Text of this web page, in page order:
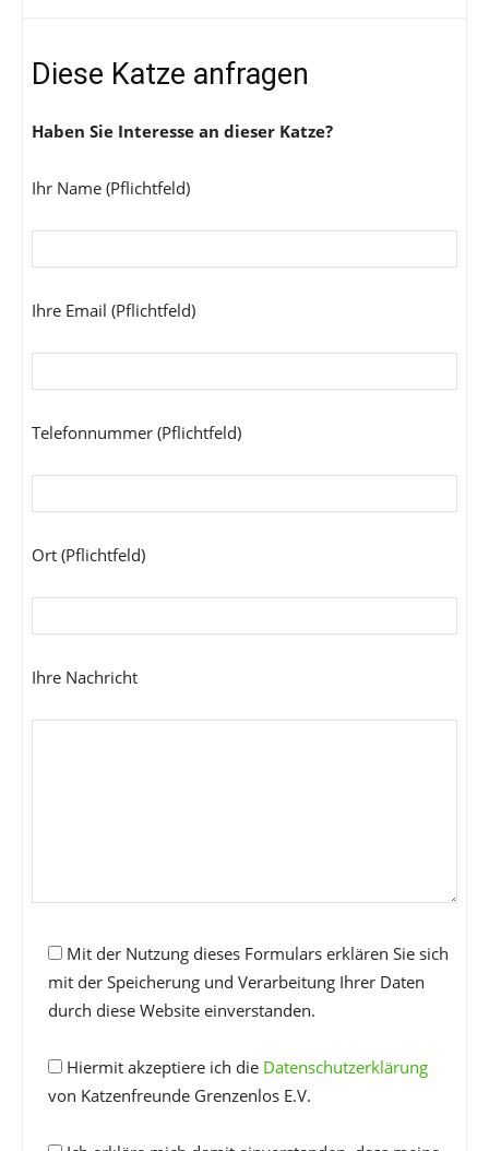
Diese Katze anfragen
Haben Sie Interesse an dieser Katze?
Ihr Name (Pflichtfeld)
Ihre Email (Pflichtfeld)
Telefonnummer (Pflichtfeld)
Ort (Pflichtfeld)
Ihre Nachricht
Mit der Nutzung dieses Formulars erklären Sie sich
mit der Speicherung und Verarbeitung Ihrer Daten
durch diese Website einverstanden.
Hiermit akzeptiere ich die Datenschutzerklärung
von Katzenfreunde Grenzenlos E.V.